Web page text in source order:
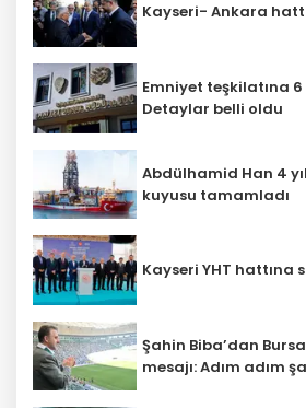
Kayseri- Ankara
Emniyet teşkilatına
Detaylar belli oldu
Abdülhamid Han 4
kuyusu tamamladı
Kayseri YHT hattına
Şahin Biba’dan
mesajı: Adım adım